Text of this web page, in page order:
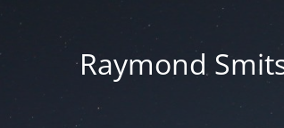
Raymond